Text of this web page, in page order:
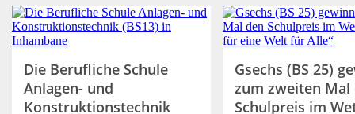
Die Berufliche Schule
Anlagen- und
Konstruktionstechnik
Gsechs (BS 25)
zum zweiten Mal
Schulpreis im